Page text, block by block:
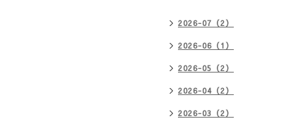
2026-07（2）
2026-06（1）
2026-05（2）
2026-04（2）
2026-03（2）